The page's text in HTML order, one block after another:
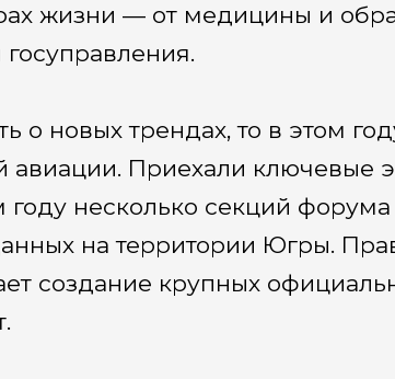
жизни — от медицины и
о новых трендах, то в этом
авиации. Приехали ключевые
году несколько секций
на территории Югры.
создание крупных